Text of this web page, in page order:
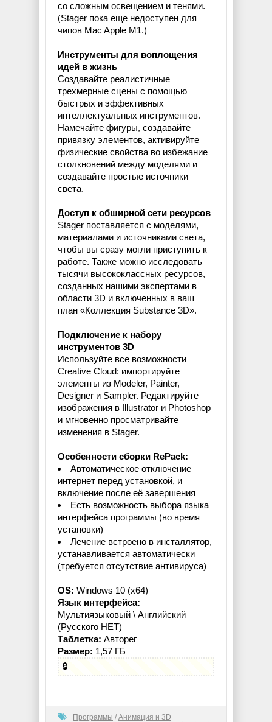
со сложным освещением и тенями.
(Stager пока еще недоступен для
чипов Mac Apple M1.)
Инструменты для воплощения
идей в жизнь
Создавайте реалистичные
трехмерные сцены с помощью
быстрых и эффективных
интеллектуальных инструментов.
Намечайте фигуры, создавайте
привязку элементов, активируйте
физические свойства во избежание
столкновений между моделями и
создавайте простые источники
света.
Доступ к обширной сети ресурсов
Stager поставляется с моделями,
материалами и источниками света,
чтобы вы сразу могли приступить к
работе. Также можно исследовать
тысячи высококлассных ресурсов,
созданных нашими экспертами в
области 3D и включенных в ваш
план «Коллекция Substance 3D».
Подключение к набору
инструментов 3D
Используйте все возможности
Creative Cloud: импортируйте
элементы из Modeler, Painter,
Designer и Sampler. Редактируйте
изображения в Illustrator и Photoshop
и мгновенно просматривайте
изменения в Stager.
Особенности сборки RePack:
Автоматическое отключение
интернет перед установкой, и
включение после её завершения
Есть возможность выбора языка
интерфейса программы (во время
установки)
Лечение встроено в инсталлятор,
устанавливается автоматически
(требуется отсутствие антивируса)
OS: Windows 10 (x64)
Язык интерфейса:
Мультиязыковый \ Английский
(Русского НЕТ)
Таблетка: Авторег
Размер: 1,57 ГБ
🔒
Программы / Анимация и 3D